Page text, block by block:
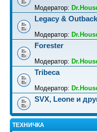
Модератор:
Legacy & Outback
Модератор:
Forester
Модератор:
Tribeca
Модератор:
SVX, Leone и
ТЕХНИЧКА